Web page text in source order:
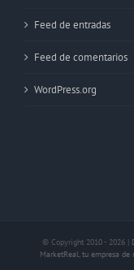
Feed de entradas
Feed de comentarios
WordPress.org
© Copyright 2010 - 2026 |
MarketReal, tu empresa